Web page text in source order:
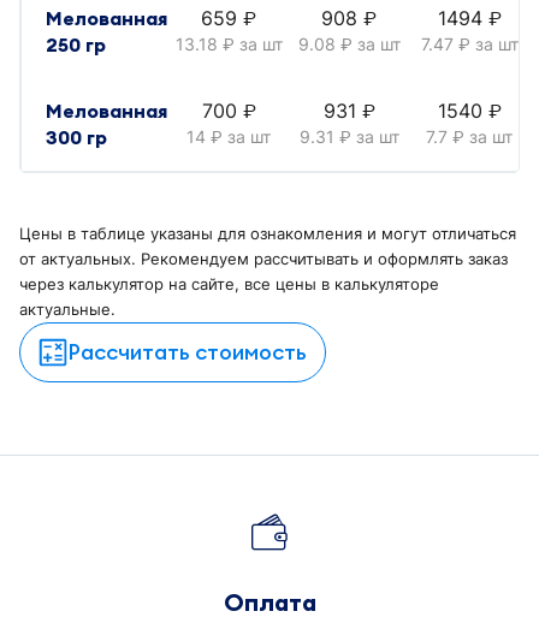
Мелованная
250 гр
659 руб.
13.18 руб. за шт
908 руб.
9.08 руб. за шт
1494 руб.
7.47 руб. за шт
Мелованная
300 гр
700 руб.
14 руб. за шт
931 руб.
9.31 руб. за шт
1540 руб.
7.7 руб. за шт
Цены в таблице указаны для ознакомления и могут отличаться
от актуальных. Рекомендуем рассчитывать и оформлять заказ
через калькулятор на сайте, все цены в калькуляторе
актуальные.
Рассчитать стоимость
Оплата